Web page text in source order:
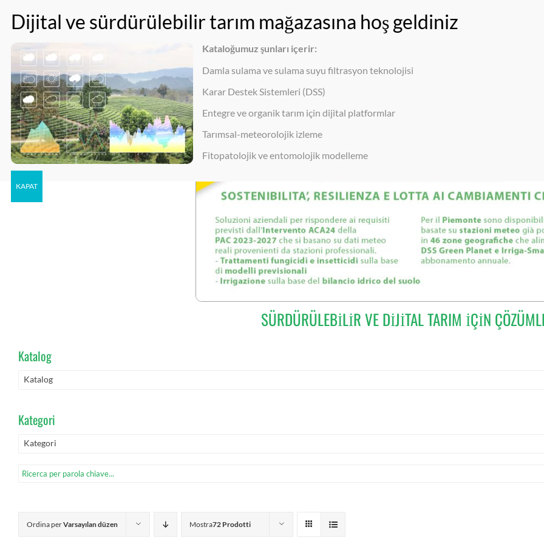
Per ulteriori informazioni contattaci a: 011 4378552 3a@green-planet.it
SÜRDÜRÜLEBİLİR VE DİJİTAL TARIM İÇİN
Katalog
Katalog
Kategori
Kategori
Ordina perVarsayılan düzen Mostra72 Prodotti
Kataloğumuz şunları içerir:
Damla sulama ve sulama suyu filtrasyon teknolojisi
Karar Destek Sistemleri (DSS)
Entegre ve organik tarım için dijital platformlar
Tarımsal-meteorolojik izleme
Fitopatolojik ve entomolojik modelleme